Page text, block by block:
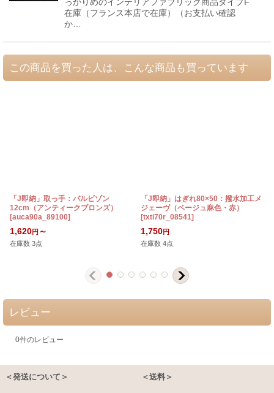
在庫（フランス本店で在庫）（お支払い確認
か…
この商品を買った人は、こんな商品も買っています
「J即納」取っ手：バルビゾン
12cm（アンティークブロンズ）
[auca90a_89100]
1,620円 ～
在庫数 3点
「J即納」はぎれ80×50：撥水加工メ
ジェーヴ（ベージュ麻色・赤）
[txti70r_08541]
1,750円
在庫数 4点
レビュー
0件のレビュー
＜発送について＞ ＜送料＞